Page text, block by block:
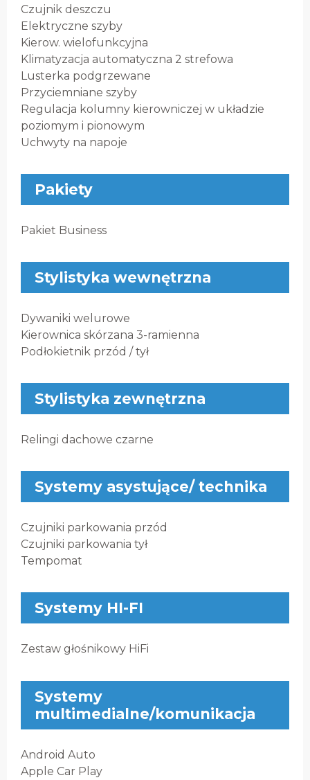
Czujnik deszczu
Elektryczne szyby
Kierow. wielofunkcyjna
Klimatyzacja automatyczna 2 strefowa
Lusterka podgrzewane
Przyciemniane szyby
Regulacja kolumny kierowniczej w układzie
poziomym i pionowym
Uchwyty na napoje
Pakiety
Pakiet Business
Stylistyka wewnętrzna
Dywaniki welurowe
Kierownica skórzana 3-ramienna
Podłokietnik przód / tył
Stylistyka zewnętrzna
Relingi dachowe czarne
Systemy asystujące/ technika
Czujniki parkowania przód
Czujniki parkowania tył
Tempomat
Systemy HI-FI
Zestaw głośnikowy HiFi
Systemy
multimedialne/komunikacja
Android Auto
Apple Car Play